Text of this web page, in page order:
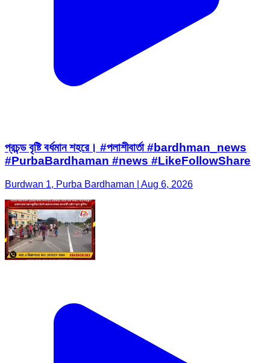
প্রচন্ড বৃষ্টি বর্ধমান শহরে। #পলাশীবার্তা #bardhman_news
#PurbaBardhaman #news #LikeFollowShare
Burdwan 1, Purba Bardhaman | Aug 6, 2026